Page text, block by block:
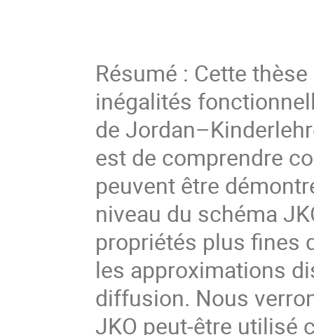
Résumé : Cette
inégalités
de
est de comprendre
peuvent être
niveau du schéma
propriétés plus fines
les approximations
diffusion. Nous
JKO peut-être utilisé